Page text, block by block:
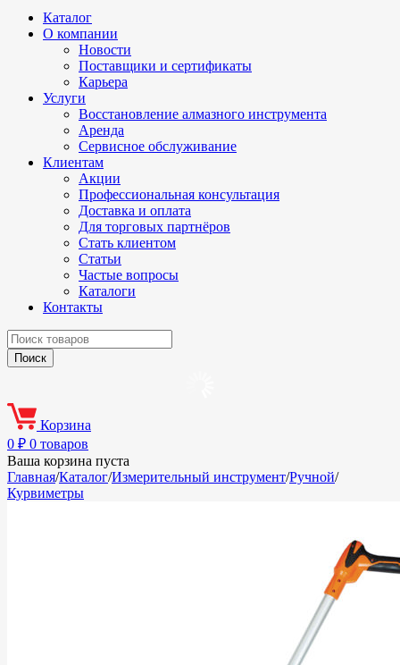
Каталог
О компании
Новости
Поставщики и сертификаты
Карьера
Услуги
Восстановление алмазного инструмента
Аренда
Сервисное обслуживание
Клиентам
Акции
Профессиональная консультация
Доставка и оплата
Для торговых партнёров
Стать клиентом
Статьи
Частые вопросы
Каталоги
Контакты
Корзина
0 ₽ 0 товаров
Ваша корзина пуста
Главная/Каталог/Измерительный инструмент/Ручной/
Курвиметры